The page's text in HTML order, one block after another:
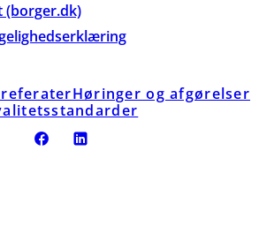
(borger.dk)
Høringer og afgørelser